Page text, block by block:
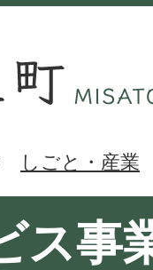
しごと・産業
ス事